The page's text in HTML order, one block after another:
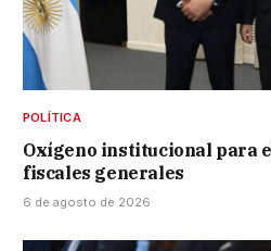
POLÍTICA
Oxígeno institucional para
fiscales generales
6 de agosto de 2026